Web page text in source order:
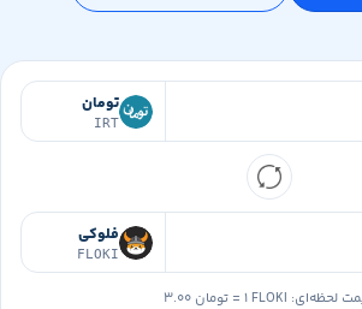
تومان
IRT
فلوکی
FLOKI
۱ FLOKI =۳.۰۰ تومان